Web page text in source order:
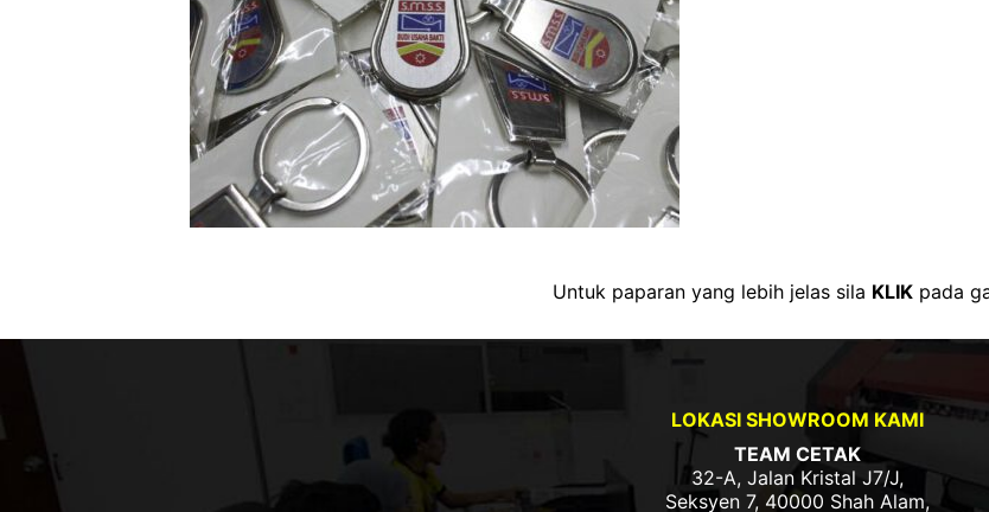
Untuk paparan yang lebih jelas sila KLIKpada
LOKASI SHOWROOM KAMI
TEAM CETAK
32-A, Jalan Kristal J7/J,
Seksyen 7, 40000 Shah Alam,